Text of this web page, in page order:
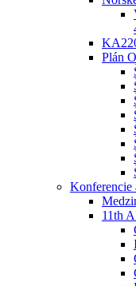
Plán
Konferencie
11th